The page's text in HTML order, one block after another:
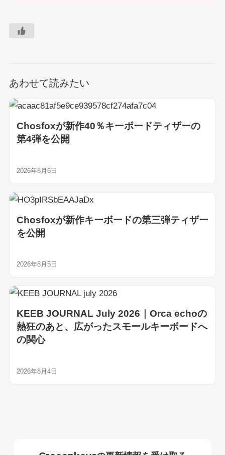
あわせて読みたい
Chosfoxが新作40％キーボードティザーの
第4弾を公開
2026年8月6日
Chosfoxが新作キーボードの第三弾ティザー
を公開
2026年8月5日
KEEB JOURNAL July 2026｜Orca echoの
熱狂のあと、広がったスモールキーボードへ
の関心
2026年8月4日